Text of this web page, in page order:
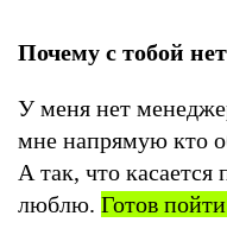
Почему с тобой
У меня нет
мне напрямую кто
А так, что касается
люблю. Готов